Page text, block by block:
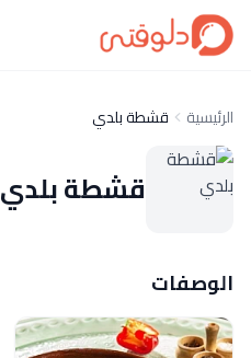
الرئيسية قشطة بلدي
قشطة بلدي
الوصفات